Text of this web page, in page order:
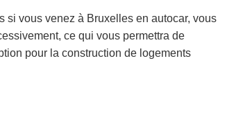
si vous venez à Bruxelles en autocar, vous
ce qui vous permettra de
pour la construction de logements